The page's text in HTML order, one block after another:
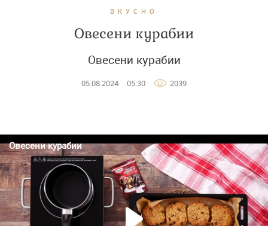
ВКУСНО
Овесени курабии
Овесени курабии
05.08.2024 05:30 2039